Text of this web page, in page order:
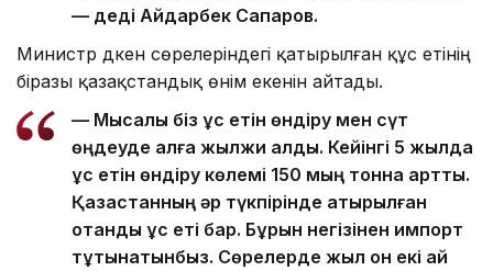
— деді Айдарбек Сапаров.
Министр дүкен сөрелеріндегі қатырылған құс етінің
біразы қазақстандық өнім екенін айтады.
— Мысалы біз құс етін өндіру мен сүт
өңдеуде алға жылжи алдық. Кейінгі 5 жылда
құс етін өндіру көлемі 150 мың тонна артты.
Қазақстанның әр түкпірінде қатырылған
отандық құс еті бар. Бұрын негізінен импорт
тұтынатынбыз. Сөрелерде жыл он екі ай